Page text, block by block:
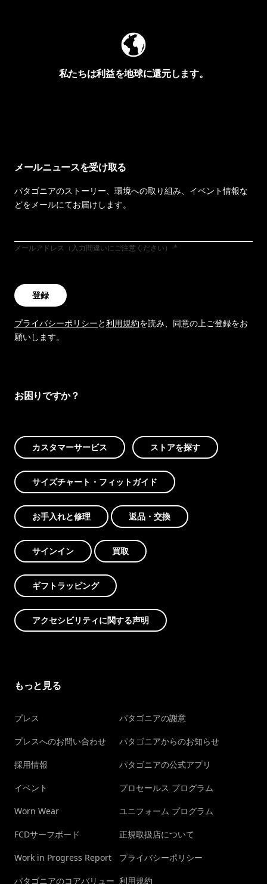
私たちは利益を地球に還元します。
メールニュースを受け取る
パタゴニアのストーリー、環境への取り組み、イベント情報な
どをメールにてお届けします。
メールアドレス（入力間違いにご注意ください）
登録
プライバシーポリシーと利用規約を読み、同意の上ご登録をお
願いします。
お困りですか？
カスタマーサービス ストアを探す
サイズチャート・フィットガイド
お手入れと修理 返品・交換
サインイン 買取
ギフトラッピング
アクセシビリティに関する声明
もっと見る
プレス
プレスへのお問い合わせ
採用情報
イベント
Worn Wear
FCDサーフボード
Work in Progress Report
パタゴニアのコアバリュー
パタゴニアの謝意
パタゴニアからのお知らせ
パタゴニアの公式アプリ
プロセールス プログラム
ユニフォーム プログラム
正規取扱店について
プライバシーポリシー
利用規約